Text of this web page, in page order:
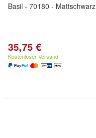
Basil - 70180 - Mattschwarz
35,75 €
Kostenloser Versand